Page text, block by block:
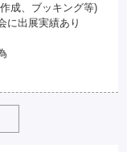
成、ブッキング等)
に出展実績あり